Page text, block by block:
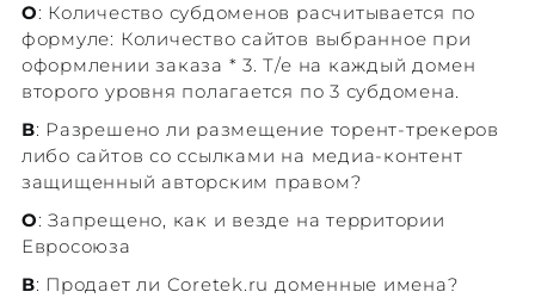
О: Количество субдоменов расчитывается по
формуле: Количество сайтов выбранное при
оформлении заказа * 3. Т/е на каждый домен
второго уровня полагается по 3 субдомена.
В: Разрешено ли размещение торент-трекеров
либо сайтов со ссылками на медиа-контент
защищенный авторским правом?
О: Запрещено, как и везде на территории
Евросоюза
В: Продает ли Coretek.ru доменные имена?